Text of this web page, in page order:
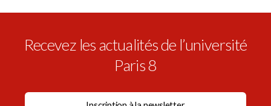
Recevez les actualités de l’université
Paris 8